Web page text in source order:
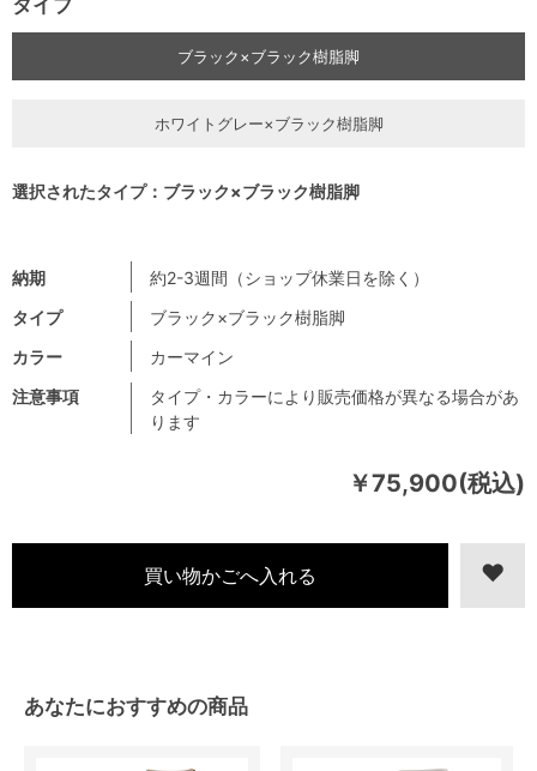
￥75,900(税込)
注意事項
タイプ・カラーにより販売価格が異なる場合があ
ります
納期
約2-3週間（ショップ休業日を除く）
タイプ
ブラック×ブラック樹脂脚
カラー
カーマイン
ブラック×ブラック樹脂脚
ホワイトグレー×ブラック樹脂脚
選択されたタイプ：ブラック×ブラック樹脂脚
あなたにおすすめの商品